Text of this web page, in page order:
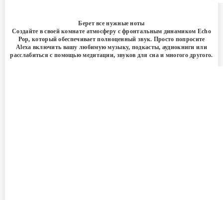
Берет все нужные ноты
Создайте в своей комнате атмосферу с фронтальным динамиком Echo
Pop, который обеспечивает полноценный звук. Просто попросите
Alexa включить вашу любимую музыку, подкасты, аудиокниги или
расслабиться с помощью медитации, звуков для сна и многого другого.